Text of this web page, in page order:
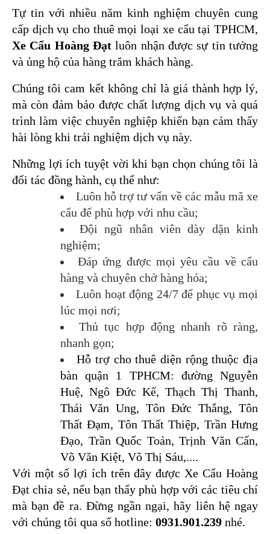
Tự tin với nhiều năm kinh nghiệm chuyên cung
Xe Cẩu Hoàng Đạt luôn nhận được sự tin tưởng
và ủng hộ của hàng trăm khách hàng.
Chúng tôi cam kết không chỉ là giá thành hợp lý,
mà còn đảm bảo được chất lượng dịch vụ và quá
trình làm việc chuyên nghiệp khiến bạn cảm thấy
hài lòng khi trải nghiệm dịch vụ này.
Những lợi ích tuyệt vời khi bạn chọn chúng tôi là
đối tác đồng hành, cụ thể như:
Luôn hỗ trợ tư vấn về các mẫu mã xe
cẩu để phù hợp với nhu cầu;
Đội ngũ nhân viên dày dặn kinh
nghiệm;
Đáp ứng được mọi yêu cầu về cẩu
hàng và chuyên chở hàng hóa;
Luôn hoạt động 24/7 để phục vụ mọi
lúc mọi nơi;
Thủ tục hợp động nhanh rõ ràng,
nhanh gọn;
Hỗ trợ cho thuê diện rộng thuộc địa
bàn quận 1 TPHCM: đường Nguyễn
Huệ, Ngô Đức Kế, Thạch Thị Thanh,
Thái Văn Ung, Tôn Đức Thắng, Tôn
Thất Đạm, Tôn Thất Thiệp, Trần Hưng
Đạo, Trần Quốc Toản, Trịnh Văn Cấn,
Võ Văn Kiệt, Võ Thị Sáu,....
Với một số lợi ích trên đây được Xe Cẩu Hoàng
Đạt chia sẻ, nếu bạn thấy phù hợp với các tiêu chí
mà bạn đề ra. Đừng ngần ngại, hãy liên hệ ngay
với chúng tôi qua số hotline: 0931.901.239 nhé.